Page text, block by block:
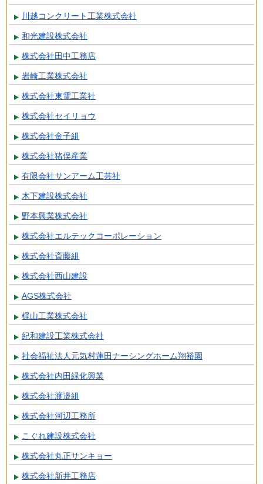
川越コンクリート工業株式会社
和光建設株式会社
株式会社田中工務店
岩崎工業株式会社
株式会社東電工業社
株式会社セイリョウ
株式会社金子組
株式会社猪俣産業
有限会社サンアーム工芸社
木下建設株式会社
野本興業株式会社
株式会社エルテックコーポレーション
株式会社斎藤組
株式会社西山建設
AGS株式会社
梶山工業株式会社
紀和建設工業株式会社
社会福祉法人元気村蓮田ナーシングホーム翔裕園
株式会社内田緑化興業
株式会社渡邉組
株式会社河辺工務所
こぐれ建設株式会社
株式会社丸正サンキョー
株式会社新井工務店